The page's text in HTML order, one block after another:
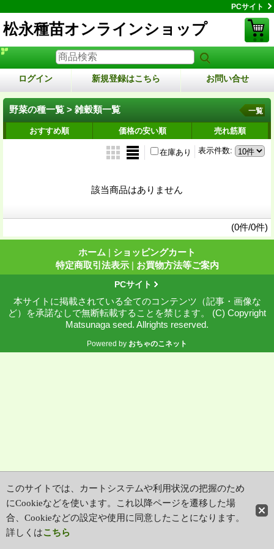
PCサイト
松永種苗オンラインショップ
ログイン 新規登録はこちら お問い合せ
野菜の種一覧 > 雑穀類一覧 一覧
おすすめ順 価格の安い順 売れ筋順
表示件数:
在庫あり
該当商品はありません
(0件/0件)
ホーム | ショッピングカート
特定商取引法表示 | お買物方法等ご案内
PCサイト
本サイトに掲載されている全てのコンテンツ（記事・画像な
ど）を承諾なしで無断転載することを禁じます。 (C) Copyright
Matsunaga seed. Allrights reserved.
Powered by おちゃのこネット
このサイトでは、カートシステムや利用状況の把握のため
にCookieなどを使います。これ以降ページを遷移した場
合、Cookieなどの設定や使用に同意したことになります。
詳しくはこちら